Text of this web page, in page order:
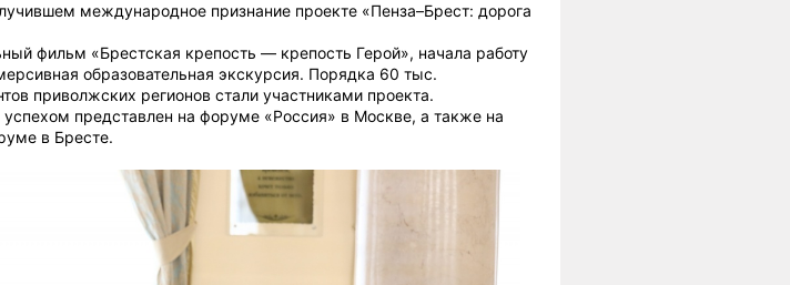
международное признание проекте «Пенза–Брест: дорога
фильм «Брестская крепость — крепость Герой», начала работу
образовательная экскурсия. Порядка 60 тыс.
приволжских регионов стали участниками проекта.
представлен на форуме «Россия» в Москве, а также на
в Бресте.